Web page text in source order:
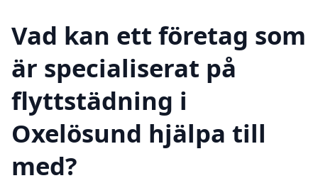
Vad kan ett företag som
är specialiserat på
flyttstädning i
Oxelösund hjälpa till
med?